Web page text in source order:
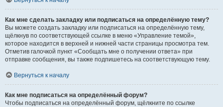
Как мне сделать закладку или подписаться на определённую тему?
Вы можете создать закладку или подписаться на определённую тему,
щёлкнув по соответствующей ссылке в меню «Управление темой»,
которое находится в верхней и нижней части страницы просмотра тем.
Отметив галочкой пункт «Сообщать мне о получении ответа» при
отправке сообщения, вы также подпишетесь на соответствующую тему.
Вернуться к началу
Как мне подписаться на определённый форум?
Чтобы подписаться на определённый форум, щёлкните по ссылке